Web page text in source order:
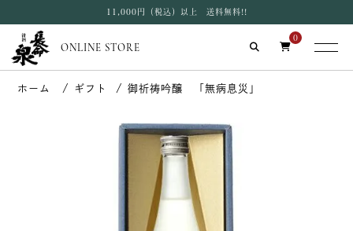
11,000円（税込）以上 送料無料!!
ONLINE STORE
0
ギフト 御祈祷吟醸 「無病息災」